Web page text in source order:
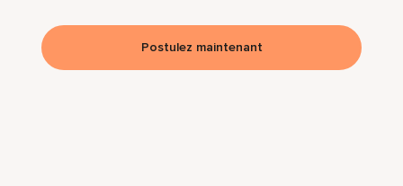
Postulez maintenant